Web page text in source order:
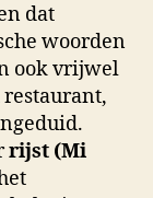
dat
woorden
ook vrijwel
rijst (Mi